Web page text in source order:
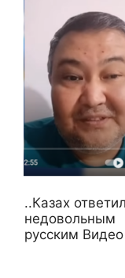
..Казах ответил
недовольным
русским Видео